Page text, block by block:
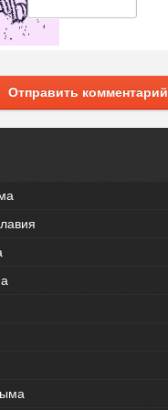
Отправить комментарий